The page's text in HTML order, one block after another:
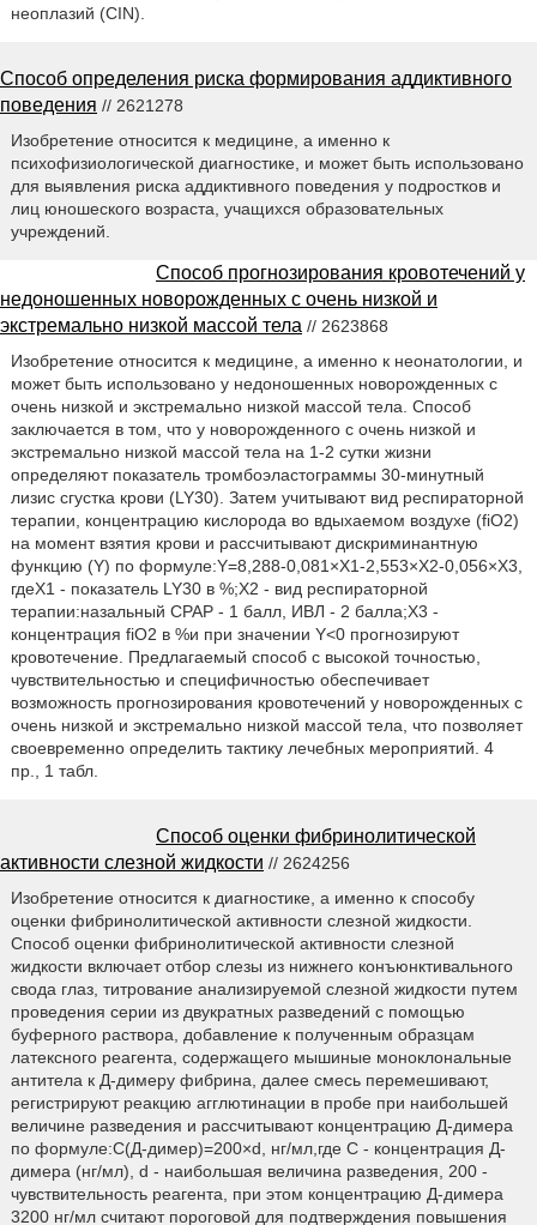
неоплазий (CIN).
Способ определения риска формирования аддиктивного
поведения // 2621278
Изобретение относится к медицине, а именно к
психофизиологической диагностике, и может быть использовано
для выявления риска аддиктивного поведения у подростков и
лиц юношеского возраста, учащихся образовательных
учреждений.
Способ прогнозирования кровотечений у
недоношенных новорожденных с очень низкой и
экстремально низкой массой тела // 2623868
Изобретение относится к медицине, а именно к неонатологии, и
может быть использовано у недоношенных новорожденных с
очень низкой и экстремально низкой массой тела. Способ
заключается в том, что у новорожденного с очень низкой и
экстремально низкой массой тела на 1-2 сутки жизни
определяют показатель тромбоэластограммы 30-минутный
лизис сгустка крови (LY30). Затем учитывают вид респираторной
терапии, концентрацию кислорода во вдыхаемом воздухе (fiO2)
на момент взятия крови и рассчитывают дискриминантную
функцию (Y) по формуле:Y=8,288-0,081×X1-2,553×Х2-0,056×Х3,
гдеX1 - показатель LY30 в %;Х2 - вид респираторной
терапии:назальный СРАР - 1 балл, ИВЛ - 2 балла;Х3 -
концентрация fiO2 в %и при значении Y<0 прогнозируют
кровотечение. Предлагаемый способ с высокой точностью,
чувствительностью и специфичностью обеспечивает
возможность прогнозирования кровотечений у новорожденных с
очень низкой и экстремально низкой массой тела, что позволяет
своевременно определить тактику лечебных мероприятий. 4
пр., 1 табл.
Способ оценки фибринолитической
активности слезной жидкости // 2624256
Изобретение относится к диагностике, а именно к способу
оценки фибринолитической активности слезной жидкости.
Способ оценки фибринолитической активности слезной
жидкости включает отбор слезы из нижнего конъюнктивального
свода глаз, титрование анализируемой слезной жидкости путем
проведения серии из двукратных разведений с помощью
буферного раствора, добавление к полученным образцам
латексного реагента, содержащего мышиные моноклональные
антитела к Д-димеру фибрина, далее смесь перемешивают,
регистрируют реакцию агглютинации в пробе при наибольшей
величине разведения и рассчитывают концентрацию Д-димера
по формуле:С(Д-димер)=200×d, нг/мл,где С - концентрация Д-
димера (нг/мл), d - наибольшая величина разведения, 200 -
чувствительность реагента, при этом концентрацию Д-димера
3200 нг/мл считают пороговой для подтверждения повышения